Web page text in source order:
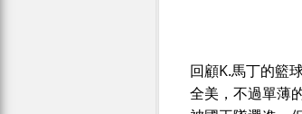
回顧K.馬丁的籃
全美，不過單薄